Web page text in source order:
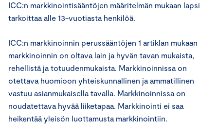
ICC:n markkinointisääntöjen määritelmän mukaan lapsi
tarkoittaa alle 13-vuotiasta henkilöä.
ICC:n markkinoinnin perussääntöjen 1 artiklan mukaan
markkinoinnin on oltava lain ja hyvän tavan mukaista,
rehellistä ja totuudenmukaista. Markkinoinnissa on
otettava huomioon yhteiskunnallinen ja ammatillinen
vastuu asianmukaisella tavalla. Markkinoinnissa on
noudatettava hyvää liiketapaa. Markkinointi ei saa
heikentää yleisön luottamusta markkinointiin.